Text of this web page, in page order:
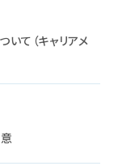
いて（キャリアメ